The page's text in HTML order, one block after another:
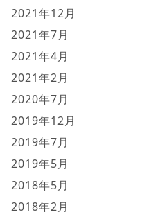
2021年12月
2021年7月
2021年4月
2021年2月
2020年7月
2019年12月
2019年7月
2019年5月
2018年5月
2018年2月